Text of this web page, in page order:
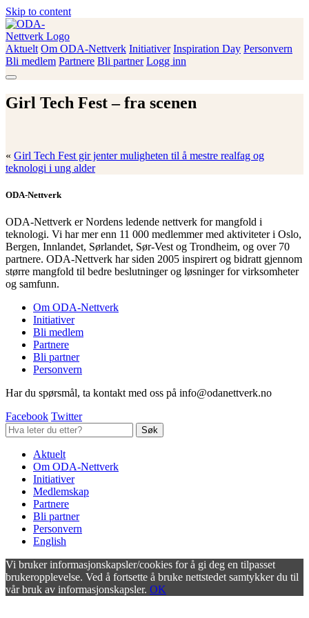
Skip to content
ODA-Nettverk
Aktuelt Om ODA-Nettverk Initiativer Inspiration Day Personvern
Bli medlem Partnere Bli partner Logg inn
Girl Tech Fest – fra scenen
« Girl Tech Fest gir jenter muligheten til å mestre realfag og
teknologi i ung alder
ODA-Nettverk
ODA-Nettverk er Nordens ledende nettverk for mangfold i
teknologi. Vi har mer enn 11 000 medlemmer med aktiviteter i Oslo,
Bergen, Innlandet, Sørlandet, Sør-Vest og Trondheim, og over 70
partnere. ODA-Nettverk har siden 2005 inspirert og bidratt gjennom
større mangfold til bedre beslutninger og løsninger for virksomheter
og samfunn.
Om ODA-Nettverk
Initiativer
Bli medlem
Partnere
Bli partner
Personvern
Har du spørsmål, ta kontakt med oss på info@odanettverk.no
Facebook Twitter
Aktuelt
Om ODA-Nettverk
Initiativer
Medlemskap
Partnere
Bli partner
Personvern
English
Vi bruker informasjonskapsler/cookies for å gi deg en tilpasset
brukeropplevelse. Ved å fortsette å bruke nettstedet samtykker du til
vår bruk av informasjonskapsler. OK